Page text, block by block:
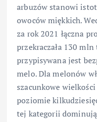
arbuzów stanowi
owoców miękkich.
za rok 2021 łączna
przekraczała 130 mln
przypisywana jest
melo. Dla melonów
szacunkowe
poziomie
tej kategorii